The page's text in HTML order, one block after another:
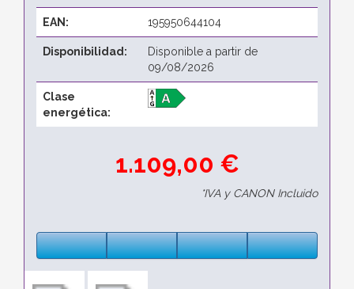
EAN: 195950644104
Disponibilidad:
Disponible a partir de
09/08/2026
Clase
energética:
1.109,00 €
*IVA y CANON Incluido